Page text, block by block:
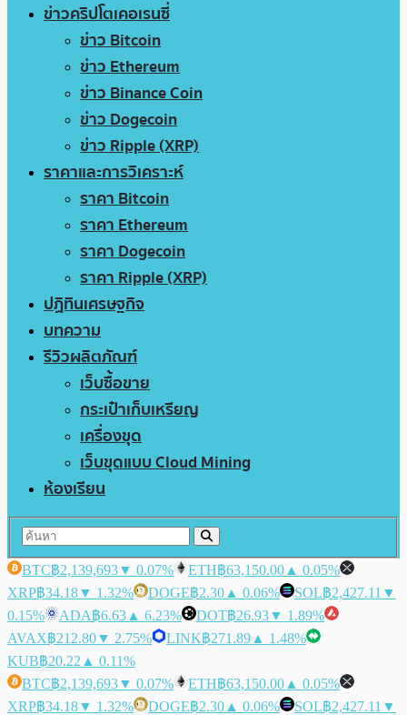
ข่าวคริปโตเคอเรนซี่
ข่าว Bitcoin
ข่าว Ethereum
ข่าว Binance Coin
ข่าว Dogecoin
ข่าว Ripple (XRP)
ราคาและการวิเคราะห์
ราคา Bitcoin
ราคา Ethereum
ราคา Dogecoin
ราคา Ripple (XRP)
ปฏิทินเศรษฐกิจ
บทความ
รีวิวผลิตภัณฑ์
เว็บซื้อขาย
กระเป๋าเก็บเหรียญ
เครื่องขุด
เว็บขุดแบบ Cloud Mining
ห้องเรียน
BTC฿2,139,693▼ 0.07% ETH฿63,150.00 ▲ 0.05%
XRP฿34.18▼ 1.32% DOGE฿2.30 ▲ 0.06% SOL฿2,427.11 ▼
0.15%
ADA฿6.63 ▲ 6.23% DOT฿26.93▼ 1.89%
AVAX฿212.80▼ 2.75% LINK฿271.89 ▲ 1.48%
KUB฿20.22 ▲ 0.11%
BTC฿2,139,693▼ 0.07% ETH฿63,150.00 ▲ 0.05%
XRP฿34.18▼ 1.32% DOGE฿2.30 ▲ 0.06% SOL฿2,427.11 ▼